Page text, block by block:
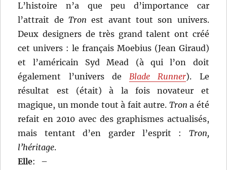
L’histoire n’a que peu d’importance car
l’attrait de Tron est avant tout son univers.
Deux designers de très grand talent ont créé
cet univers : le français Moebius (Jean Giraud)
et l’américain Syd Mead (à qui l’on doit
également l’univers deBlade Runner). Le
résultat est (était) à la fois novateur et
magique, un monde tout à fait autre. Tron a été
refait en 2010 avec des graphismes actualisés,
mais tentant d’en garder l’esprit : Tron,
l’héritage.
Elle:
–